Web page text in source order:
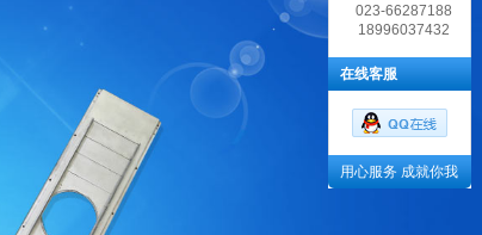
023-66287188
18996037432
在线客服
用心服务 成就你我